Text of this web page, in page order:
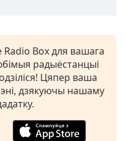
Box для вашага
радыёстанцыі
Цяпер ваша
дзякуючы нашаму